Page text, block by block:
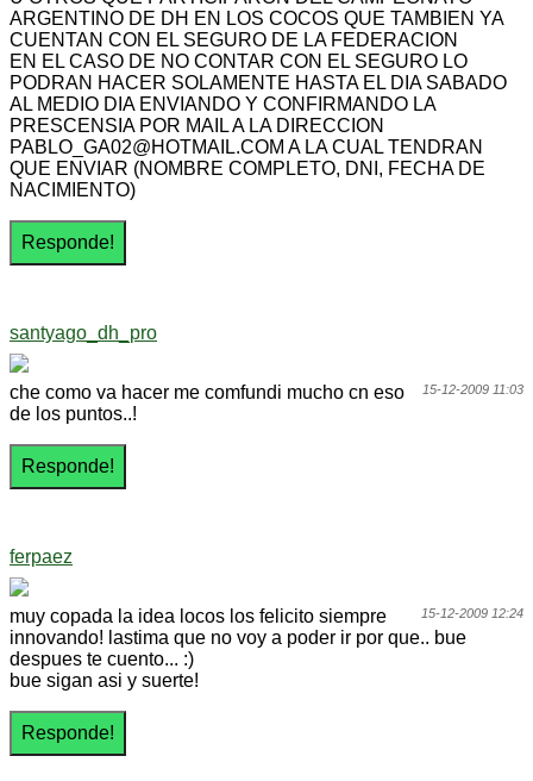
ARGENTINO DE DH EN LOS COCOS QUE TAMBIEN YA
CUENTAN CON EL SEGURO DE LA FEDERACION
EN EL CASO DE NO CONTAR CON EL SEGURO LO
PODRAN HACER SOLAMENTE HASTA EL DIA SABADO
AL MEDIO DIA ENVIANDO Y CONFIRMANDO LA
PRESCENSIA POR MAIL A LA DIRECCION
PABLO_GA02@HOTMAIL.COM A LA CUAL TENDRAN
QUE ENVIAR (NOMBRE COMPLETO, DNI, FECHA DE
NACIMIENTO)
santyago_dh_pro
15-12-2009 11:03
che como va hacer me comfundi mucho cn eso
de los puntos..!
ferpaez
15-12-2009 12:24
muy copada la idea locos los felicito siempre
innovando! lastima que no voy a poder ir por que.. bue
despues te cuento... :)
bue sigan asi y suerte!